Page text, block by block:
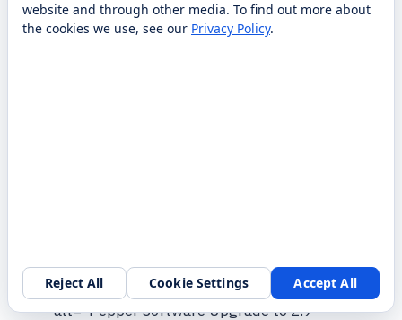
” alt=”Pepper Software Upgrade to 2.9
website and through other media. To find out more about
the cookies we use, see our Privacy Policy.
Reject All Cookie Settings Accept All